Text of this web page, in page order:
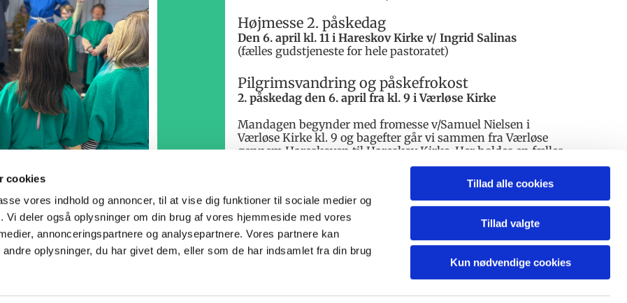
cookies
vores indhold og annoncer, til at vise dig funktioner til sociale medier og
Vi deler også oplysninger om din brug af vores hjemmeside med vores
annonceringspartnere og analysepartnere. Vores partnere kan
oplysninger, du har givet dem, eller som de har indsamlet fra din brug
Tillad alle cookies
Tillad valgte
Kun nødvendige cookies
Højmesse 2. påskedag
Den 6. april kl. 11 i Hareskov Kirke v/ Ingrid Salinas
(fælles gudstjeneste for hele pastoratet)
Pilgrimsvandring og påskefrokost
2. påskedag den 6. april fra kl. 9 i Værløse Kirke
Mandagen begynder med fromesse v/Samuel Nielsen i
Værløse Kirke kl. 9 og bagefter går vi sammen fra Værløse
gennem Hareskoven til Hareskov Kirke. Her holdes en fælles
højmesse for hele pastoratet v./ Ingrid Salinas kl. 11.00
efterfulgt af fælles frokost i kirkens sognehus.
Tilmelding/afbud på hjemmesiden eller ved at ringe til
kirkekontoret på 4448 0125.
Privatlivspolitik